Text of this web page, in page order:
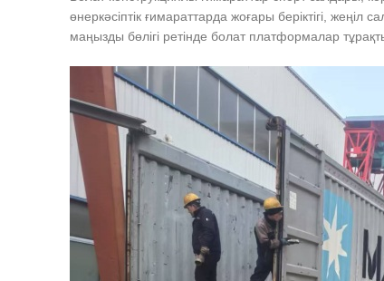
өнеркәсіптік ғимараттарда жоғары беріктігі,
маңызды бөлігі ретінде болат платформалар